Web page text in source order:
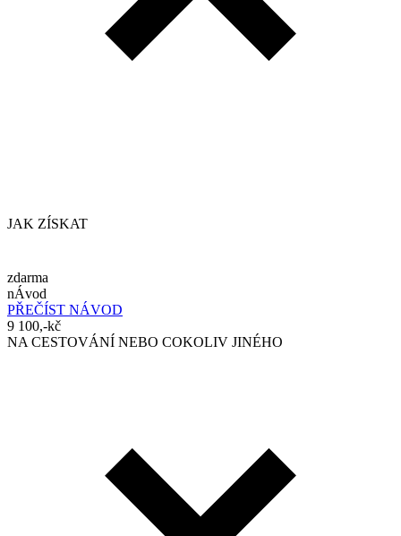
JAK ZÍSKAT
zdarma
nÁvod
PŘEČÍST NÁVOD
9 100,-kč
NA CESTOVÁNÍ NEBO COKOLIV JINÉHO